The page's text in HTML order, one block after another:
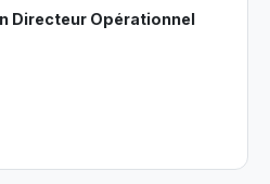
Directeur Opérationnel